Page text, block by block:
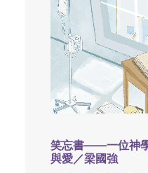
笑忘書——一位神
與愛／梁國強